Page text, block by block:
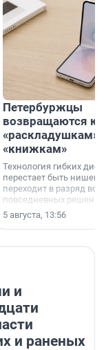
Петербуржцы
возвращаются к
«раскладушкам»
«книжкам»
Технология гибких
перестает быть
переходит в разряд
повседневных
5 августа, 13:56
и
и раненых